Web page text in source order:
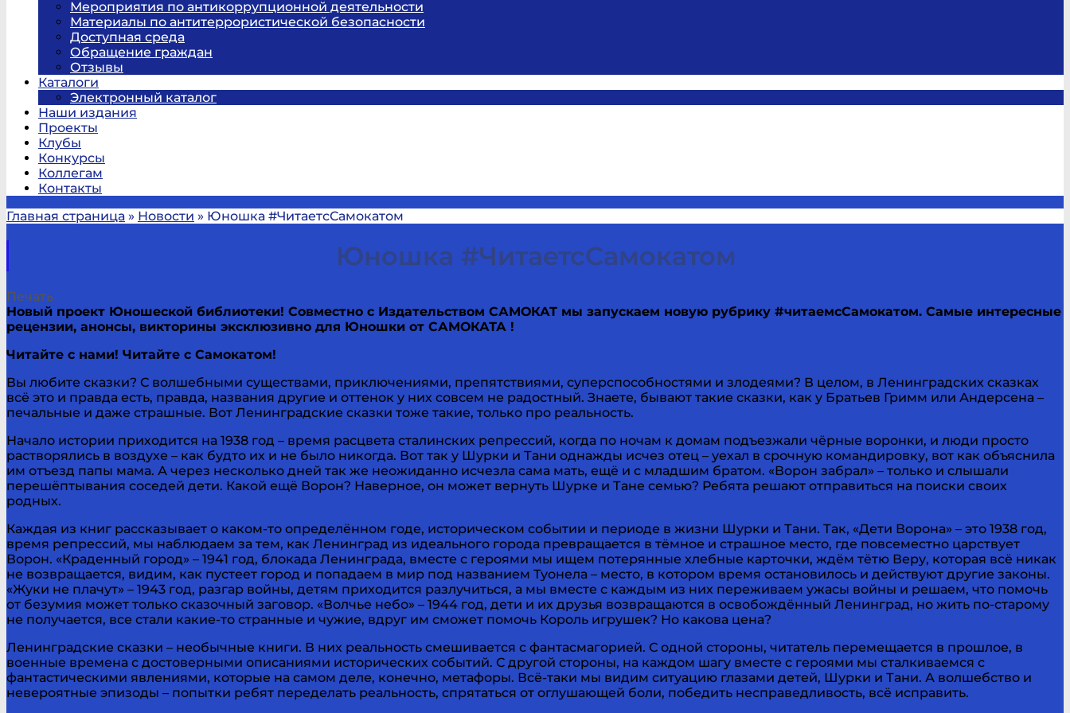
Мероприятия по антикоррупционной деятельности
Материалы по антитеррористической безопасности
Доступная среда
Обращение граждан
Отзывы
Каталоги
Электронный каталог
Наши издания
Проекты
Клубы
Конкурсы
Коллегам
Контакты
Главная страница » Новости » Юношка #ЧитаетсСамокатом
Юношка #ЧитаетсСамокатом
Печать
Новый проект Юношеской библиотеки! Совместно с Издательством САМОКАТ мы запускаем новую рубрику #читаемсСамокатом. Самые интересные
рецензии, анонсы, викторины эксклюзивно для Юношки от САМОКАТА !
Читайте с нами! Читайте с Самокатом!
Вы любите сказки? С волшебными существами, приключениями, препятствиями, суперспособностями и злодеями? В целом, в Ленинградских сказках
всё это и правда есть, правда, названия другие и оттенок у них совсем не радостный. Знаете, бывают такие сказки, как у Братьев Гримм или Андерсена –
печальные и даже страшные. Вот Ленинградские сказки тоже такие, только про реальность.
Начало истории приходится на 1938 год – время расцвета сталинских репрессий, когда по ночам к домам подъезжали чёрные воронки, и люди просто
растворялись в воздухе – как будто их и не было никогда. Вот так у Шурки и Тани однажды исчез отец – уехал в срочную командировку, вот как объяснила
им отъезд папы мама. А через несколько дней так же неожиданно исчезла сама мать, ещё и с младшим братом. «Ворон забрал» – только и слышали
перешёптывания соседей дети. Какой ещё Ворон? Наверное, он может вернуть Шурке и Тане семью? Ребята решают отправиться на поиски своих
родных.
Каждая из книг рассказывает о каком-то определённом годе, историческом событии и периоде в жизни Шурки и Тани. Так, «Дети Ворона» – это 1938 год,
время репрессий, мы наблюдаем за тем, как Ленинград из идеального города превращается в тёмное и страшное место, где повсеместно царствует
Ворон. «Краденный город» – 1941 год, блокада Ленинграда, вместе с героями мы ищем потерянные хлебные карточки, ждём тётю Веру, которая всё никак
не возвращается, видим, как пустеет город и попадаем в мир под названием Туонела – место, в котором время остановилось и действуют другие законы.
«Жуки не плачут» – 1943 год, разгар войны, детям приходится разлучиться, а мы вместе с каждым из них переживаем ужасы войны и решаем, что помочь
от безумия может только сказочный заговор. «Волчье небо» – 1944 год, дети и их друзья возвращаются в освобождённый Ленинград, но жить по-старому
не получается, все стали какие-то странные и чужие, вдруг им сможет помочь Король игрушек? Но какова цена?
Ленинградские сказки – необычные книги. В них реальность смешивается с фантасмагорией. С одной стороны, читатель перемещается в прошлое, в
военные времена с достоверными описаниями исторических событий. С другой стороны, на каждом шагу вместе с героями мы сталкиваемся с
фантастическими явлениями, которые на самом деле, конечно, метафоры. Всё-таки мы видим ситуацию глазами детей, Шурки и Тани. А волшебство и
невероятные эпизоды – попытки ребят переделать реальность, спрятаться от оглушающей боли, победить несправедливость, всё исправить.